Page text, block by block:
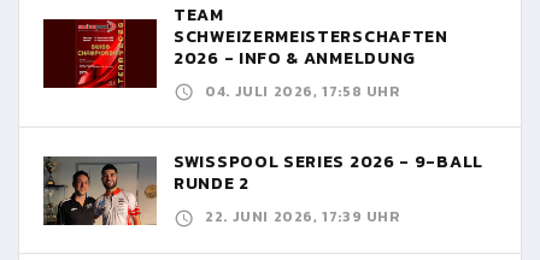
TEAM
SCHWEIZERMEISTERSCHAFTEN
2026 - INFO & ANMELDUNG
04. JULI 2026, 17:58 UHR
SWISSPOOL SERIES 2026 - 9-BALL
RUNDE 2
22. JUNI 2026, 17:39 UHR